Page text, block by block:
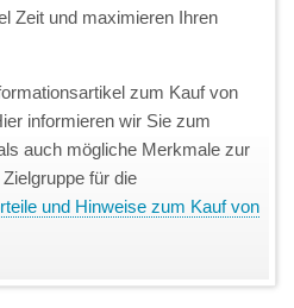
Zeit und maximieren Ihren
zum Kauf von
informieren wir Sie zum
auch mögliche Merkmale zur
für die
und Hinweise zum Kauf von